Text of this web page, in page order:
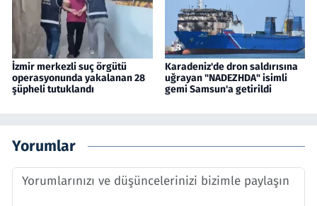
İzmir merkezli suç örgütü
operasyonunda yakalanan 28
şüpheli tutuklandı
Karadeniz'de dron saldırısına
uğrayan "NADEZHDA" isimli
gemi Samsun'a getirildi
Yorumlar